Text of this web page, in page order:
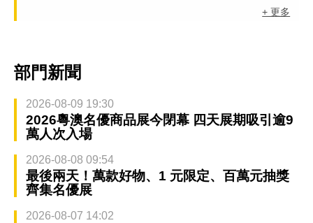
+ 更多
部門新聞
2026-08-09 19:30
2026粵澳名優商品展今閉幕 四天展期吸引逾9
萬人次入場
2026-08-08 09:54
最後兩天！萬款好物、1 元限定、百萬元抽獎
齊集名優展
2026-08-07 14:02